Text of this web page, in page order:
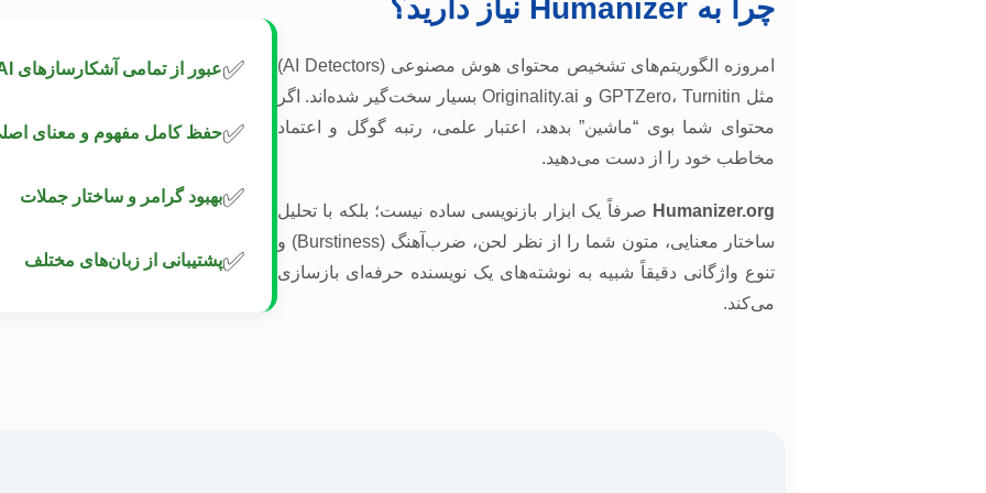
چرا به Humanizer نیاز دارید؟
امروزه الگوریتم‌های تشخیص محتوای هوش مصنوعی (AI Detectors)
مثل GPTZero، Turnitin و Originality.ai بسیار سخت‌گیر شده‌اند. اگر
محتوای شما بوی “ماشین” بدهد، اعتبار علمی، رتبه گوگل و اعتماد
مخاطب خود را از دست می‌دهید.
Humanizer.org صرفاً یک ابزار بازنویسی ساده نیست؛ بلکه با تحلیل
ساختار معنایی، متون شما را از نظر لحن، ضرب‌آهنگ (Burstiness) و
تنوع واژگانی دقیقاً شبیه به نوشته‌های یک نویسنده حرفه‌ای بازسازی
می‌کند.
✅عبور از تمامی آشکارسازهای AI
✅حفظ کامل مفهوم و معنای
✅بهبود گرامر و ساختار جملات
✅پشتیبانی از زبان‌های مختلف